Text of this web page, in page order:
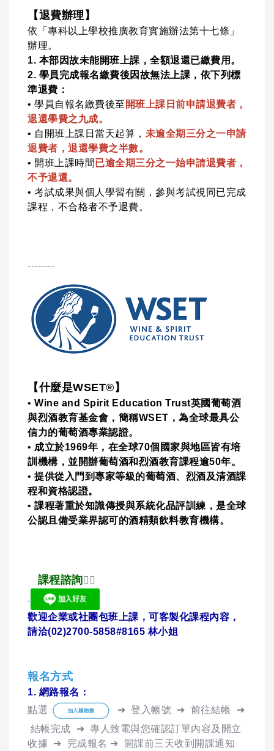
【退費辦理】
依「專科以上學校推廣教育實施辦法第十七條」
辦理。
1. 本部因故未能開班上課，全額退還已繳費用。
2. 學員完成報名繳費後因故無法上課，依下列標
準退費：
• 學員自報名繳費後至 開班上課日前申請退費者，
退還學費之九成。
• 自開班上課日當天起算， 未逾全期三分之一申請
退費者，退還學費之半數。
• 開班上課時間已逾全期三分之一始申請退費者，
不予退還。
• 考試成果與個人學習有關，參與考試視同已完成
課程，不合格者不予退費。
--------
【什麼是WSET®】
• Wine and Spirit Education Trust英國葡萄酒
與烈酒教育基金會，簡稱WSET，為全球最具公
信力的葡萄酒專業認證。
• 成立於1969年，在全球70個國家與地區皆有培
訓機構，並開辦葡萄酒和烈酒教育課程逾50年。
• 提供從入門到專家等級的葡萄酒、烈酒及清酒課
程和資格認證。
• 課程著重於知識傳授與系統化品評訓練，是全球
公認且備受業界認可的酒精類飲料教育機構。
課程諮詢👇🏻
.
歡迎企業或社團包班上課，可客製化課程內容，
請洽(02)2700-5858#8165 林小姐
報名方式
1. 網路報名：
點選
➔ 登入帳號 ➔ 前往結帳 ➔
結帳完成 ➔ 專人致電與您確認訂單內容及開立
收據 ➔ 完成報名 ➔ 開課前三天收到開課通知